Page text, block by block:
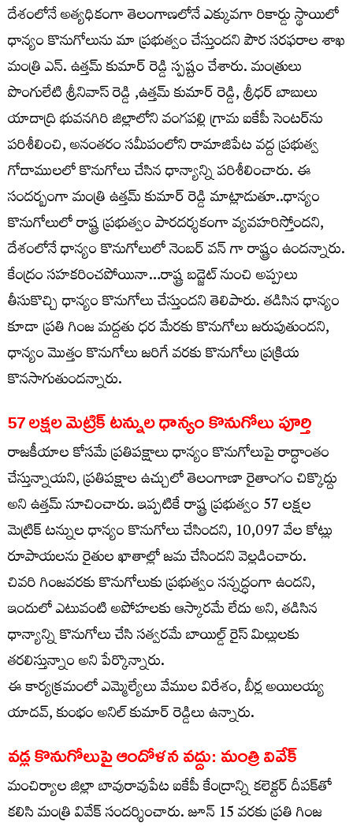
దేశంలోనే అత్యధికంగా తెలంగాణలోనే ఎక్కువగా రికార్డు స్థాయిలో
ధాన్యం కొనుగోలును మా ప్రభుత్వం చేస్తుందని పౌర సరఫరాల శాఖ
మంత్రి ఎన్. ఉత్తమ్ కుమార్ రెడ్డి స్పష్టం చేశారు. మంత్రులు
పొంగులేటి శ్రీనివాస్ రెడ్డి ,ఉత్తమ్ కుమార్ రెడ్డి, శ్రీధర్ బాబులు
యాదాద్రి భువనగిరి జిల్లాలోని వంగపల్లి గ్రామ ఐకేపీ సెంటర్‌ను
పరిశీలించి, అనంతరం సమీపంలోని రామాజిపేట వద్ద ప్రభుత్వ
గోదాములలో కొనుగోలు చేసిన ధాన్యాన్ని పరిశీలించారు. ఈ
సందర్బంగా మంత్రి ఉత్తమ్ కుమార్ రెడ్డి మాట్లాడుతూ..ధాన్యం
కొనుగోలులో రాష్ట్ర ప్రభుత్వం పారదర్శకంగా వ్యవహరిస్తోందని,
దేశంలోనే ధాన్యం కొనుగోలులో నెంబర్ వన్ గా రాష్ట్రం ఉందన్నారు.
కేంద్రం సహకరించపోయినా…రాష్ట్ర బడ్జెట్ నుంచి అప్పులు
తీసుకొచ్చి ధాన్యం కొనుగోలు చేస్తుందని తెలిపారు. తడిసిన ధాన్యం
కూడా ప్రతి గింజ మద్దతు ధర మేరకు కొనుగోలు జరుపుతుందని,
ధాన్యం మొత్తం కొనుగోలు జరిగే వరకు కొనుగోలు ప్రక్రియ
కొనసాగుతుందన్నారు.
57 లక్షల మెట్రిక్ టన్నుల ధాన్యం కొనుగోలు పూర్తి
రాజకీయాల కోసమే ప్రతిపక్షాలు ధాన్యం కొనుగోలుపై రాద్ధాంతం
చేస్తున్నాయని, ప్రతిపక్షాల ఉచ్చులో తెలంగాణా రైతాంగం చిక్కొద్దు
అని ఉత్తమ్ సూచించారు. ఇప్పటికే రాష్ట్ర ప్రభుత్వం 57 లక్షల
మెట్రిక్ టన్నుల ధాన్యం కొనుగోలు చేసిందని, 10,097 వేల కోట్లు
రూపాయలను రైతుల ఖాతాల్లో జమ చేసిందని వెల్లడించారు.
చివరి గింజవరకు కొనుగోలుకు ప్రభుత్వం సన్నద్ధంగా ఉందని,
ఇందులో ఎటువంటి అపోహలకు ఆస్కారమే లేదు అని, తడిసిన
ధాన్యాన్ని కొనుగోలు చేసి సత్వరమే బాయిల్డ్ రైస్ మిల్లులకు
తరలిస్తున్నాం అని పేర్కొన్నారు.
ఈ కార్యక్రమంలో ఎమ్మెల్యేలు వేముల విరేశం, బీర్ల అయిలయ్య
యాదవ్, కుంభం అనిల్ కుమార్ రెడ్డిలు ఉన్నారు.
వడ్ల కొనుగోలుపై ఆందోళన వద్దు: మంత్రి వివేక్
మంచిర్యాల జిల్లా బావురావుపేట ఐకేపీ కేంద్రాన్ని కలెక్టర్ దీపక్‌తో
కలిసి మంత్రి వివేక్ సందర్శించారు. జూన్ 15 వరకు ప్రతి గింజ